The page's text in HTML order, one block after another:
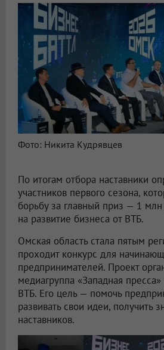
Фото: Никита Кудрявцев
По итогам отбора наставники
участников первого сезона,
борьбу за главный приз — 1
на развитие бизнеса от ВТБ.
Омская область стала пятым
проходит конкурс для
предпринимателей. Проект
медиагруппа «Западная
ВТБ. Его цель — помочь
развивать свои идеи, получить
наставников.